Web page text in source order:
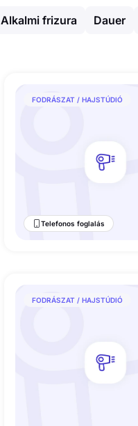
Alkalmi frizura Dauer
FODRÁSZAT / HAJSTÚDIÓ
Telefonos foglalás
FODRÁSZAT / HAJSTÚDIÓ